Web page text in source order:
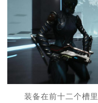
装备在前十二个槽